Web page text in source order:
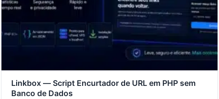
Linkbox — Script Encurtador de URL em PHP sem
Banco de Dados